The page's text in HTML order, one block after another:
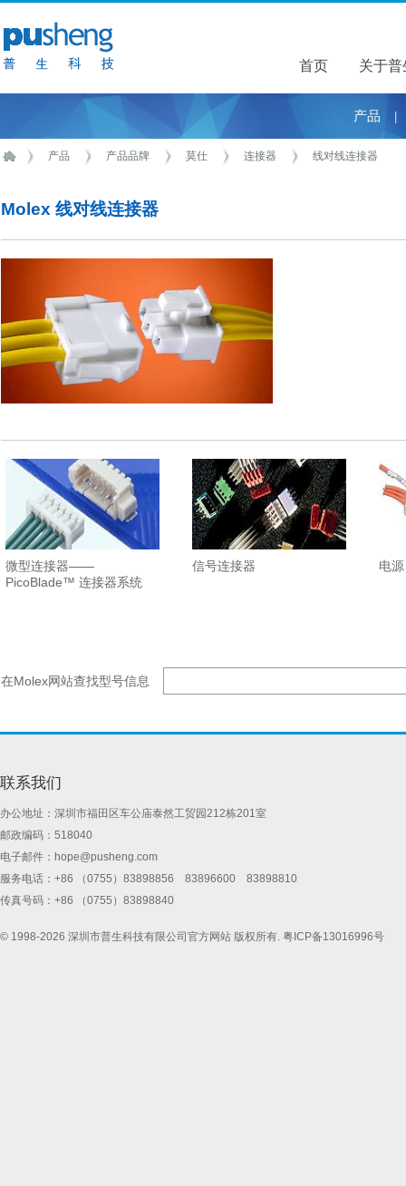
首页 关于普
关于普
产品
产品 产品品牌 莫仕 连接器 线对线连接器
Molex 线对线连接器
微型连接器——
PicoBlade™ 连接器系统
信号连接器 电源
在Molex网站查找型号信息
联系我们
办公地址：深圳市福田区车公庙泰然工贸园212栋201室
邮政编码：518040
电子邮件： hope@pusheng.com
服务电话：+86 （0755）83898856 83896600 83898810
传真号码：+86 （0755）83898840
© 1998-2026 深圳市普生科技有限公司官方网站 版权所有. 粤ICP备13016996号